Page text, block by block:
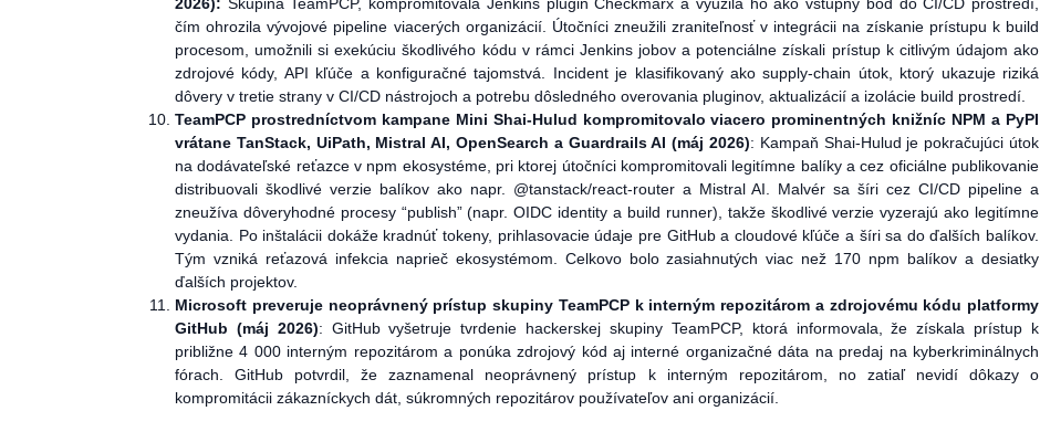
čím ohrozila vývojové pipeline viacerých organizácií. Útočníci zneužili zraniteľnosť v integrácii na získanie prístupu k build
procesom, umožnili si exekúciu škodlivého kódu v rámci Jenkins jobov a potenciálne získali prístup k citlivým údajom ako
zdrojové kódy, API kľúče a konfiguračné tajomstvá. Incident je klasifikovaný ako supply-chain útok, ktorý ukazuje riziká
dôvery v tretie strany v CI/CD nástrojoch a potrebu dôsledného overovania pluginov, aktualizácií a izolácie build prostredí.
TeamPCP prostredníctvom kampane Mini Shai-Hulud kompromitovalo viacero prominentných knižníc NPM a PyPI
vrátane TanStack, UiPath, Mistral AI, OpenSearch a Guardrails AI (máj 2026): Kampaň Shai-Hulud je pokračujúci útok
na dodávateľské reťazce v npm ekosystéme, pri ktorej útočníci kompromitovali legitímne balíky a cez oficiálne publikovanie
distribuovali škodlivé verzie balíkov ako napr. @tanstack/react-router a Mistral AI. Malvér sa šíri cez CI/CD pipeline a
zneužíva dôveryhodné procesy “publish” (napr. OIDC identity a build runner), takže škodlivé verzie vyzerajú ako legitímne
vydania. Po inštalácii dokáže kradnúť tokeny, prihlasovacie údaje pre GitHub a cloudové kľúče a šíri sa do ďalších balíkov.
Tým vzniká reťazová infekcia naprieč ekosystémom. Celkovo bolo zasiahnutých viac než 170 npm balíkov a desiatky
ďalších projektov.
Microsoft preveruje neoprávnený prístup skupiny TeamPCP k interným repozitárom a zdrojovému kódu platformy
GitHub (máj 2026): GitHub vyšetruje tvrdenie hackerskej skupiny TeamPCP, ktorá informovala, že získala prístup k
približne 4 000 interným repozitárom a ponúka zdrojový kód aj interné organizačné dáta na predaj na kyberkriminálnych
fórach. GitHub potvrdil, že zaznamenal neoprávnený prístup k interným repozitárom, no zatiaľ nevidí dôkazy o
kompromitácii zákazníckych dát, súkromných repozitárov používateľov ani organizácií.